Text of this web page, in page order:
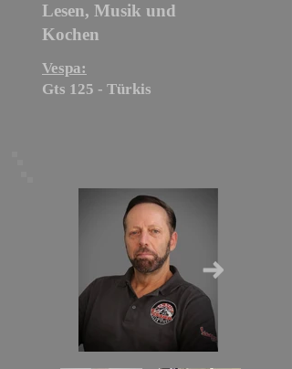
Lesen, Musik und
Kochen
Vespa:
Gts 125 - Türkis